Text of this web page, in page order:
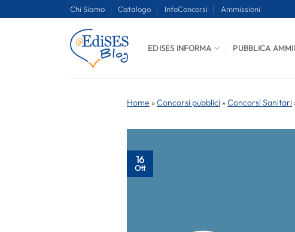
Chi Siamo Catalogo InfoConcorsi Ammissioni
EDISES INFORMA PUBBLICA
Home »Concorsi pubblici »Concorsi Sanitari
16
Ott